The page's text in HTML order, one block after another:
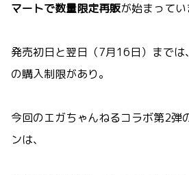
マートで数量限定再販が始まってい
発売初日と翌日（7月16日）までは、
の購入制限があり。
今回のエガちゃんねるコラボ第2弾
ンは、